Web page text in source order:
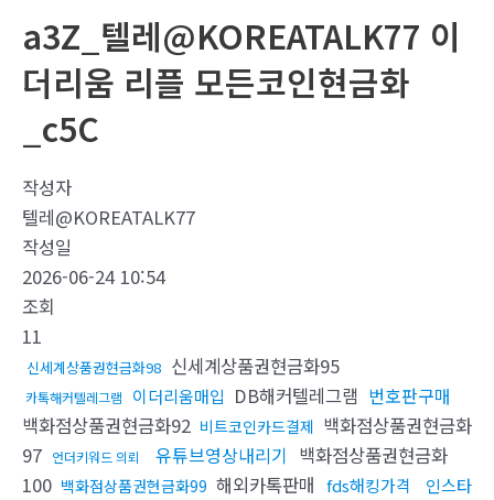
a3Z_텔레@KOREATALK77 이
더리움 리플 모든코인현금화
_c5C
작성자
텔레@KOREATALK77
작성일
2026-06-24 10:54
조회
11
신세계상품권현금화98 신세계상품권현금화95
카톡해커텔레그램 이더리움매입 DB해커텔레그램 번호판구매
백화점상품권현금화92 비트코인카드결제 백화점상품권현금화
97 언더키워드 의뢰 유튜브영상내리기 백화점상품권현금화
100 백화점상품권현금화99 해외카톡판매 fds해킹가격
인스타